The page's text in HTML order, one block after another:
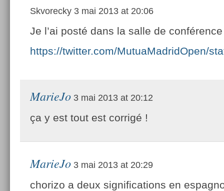
Skvorecky 3 mai 2013 at 20:06
Je l’ai posté dans la salle de conférence
https://twitter.com/MutuaMadridOpen/
MarieJo 3 mai 2013 at 20:12
ça y est tout est corrigé !
MarieJo 3 mai 2013 at 20:29
chorizo a deux significations en